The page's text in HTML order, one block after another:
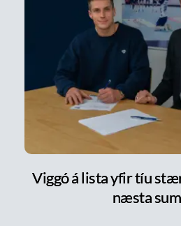
Viggó á lista yfir tíu
næsta